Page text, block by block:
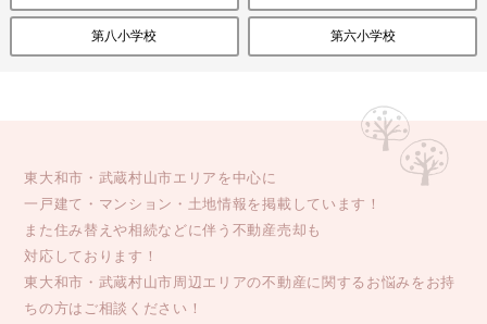
第八小学校 第六小学校
東大和市・武蔵村山市エリアを中心に
一戸建て・マンション・土地情報を掲載しています！
また住み替えや相続などに伴う不動産売却も
対応しております！
東大和市・武蔵村山市周辺エリアの不動産に関するお悩みをお持
ちの方はご相談ください！